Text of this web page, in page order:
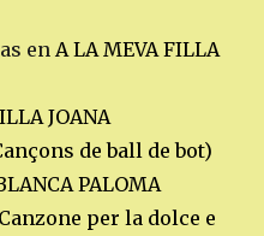
en A LA MEVA FILLA
JOANA
de ball de bot)
PALOMA
per la dolce e